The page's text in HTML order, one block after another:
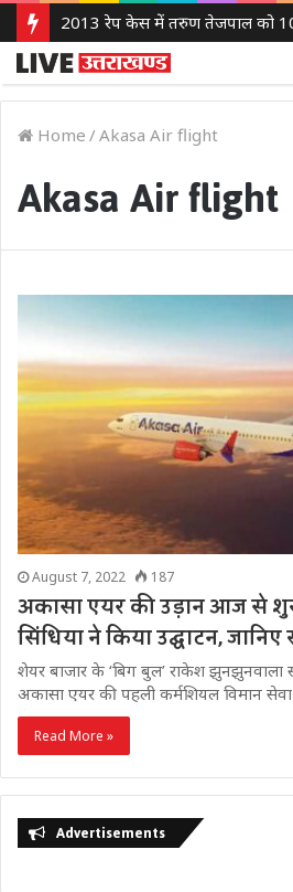
Home /Akasa Air flight
Akasa Air flight
August 7, 2022 187
अकासा एयर की उड़ान आज से
सिंधिया ने किया उद्घाटन,
शेयर बाजार के ‘बिग बुल’ राकेश झुनझुनवाला
अकासा एयर की पहली कर्मशियल विमान
Read More »
Advertisements